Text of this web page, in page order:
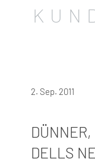
2. Sep. 2011
DELLS